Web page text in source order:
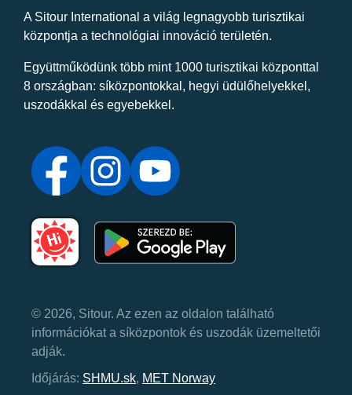
A Sitour International a világ legnagyobb turisztikai
központja a technológiai innováció területén.
Együttműködünk több mint 1000 turisztikai központtal
8 országban: síközpontokkal, hegyi üdülőhelyekkel,
uszodákkal és egyebekkel.
© 2026, Sitour. Az ezen az oldalon található
információkat a síközpontok és uszodák üzemeltetői
adják.
Időjárás: SHMU.sk, MET Norway